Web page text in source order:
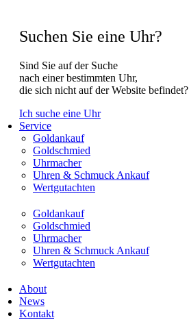
Suchen Sie eine Uhr?
Sind Sie auf der Suche
nach einer bestimmten Uhr,
die sich nicht auf der Website befindet?
Ich suche eine Uhr
Service
Goldankauf
Goldschmied
Uhrmacher
Uhren & Schmuck Ankauf
Wertgutachten
Goldankauf
Goldschmied
Uhrmacher
Uhren & Schmuck Ankauf
Wertgutachten
About
News
Kontakt